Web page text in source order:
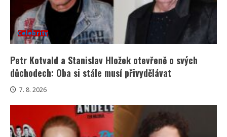
Celebrity
Petr Kotvald a Stanislav Hložek otevřeně o svých
důchodech: Oba si stále musí přivydělávat
7. 8. 2026